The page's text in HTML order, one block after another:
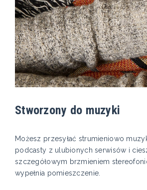
Stworzony do muzyki
Możesz przesyłać strumieniowo
podcasty z ulubionych serwisów i
szczegółowym brzmieniem
wypełnia pomieszczenie.